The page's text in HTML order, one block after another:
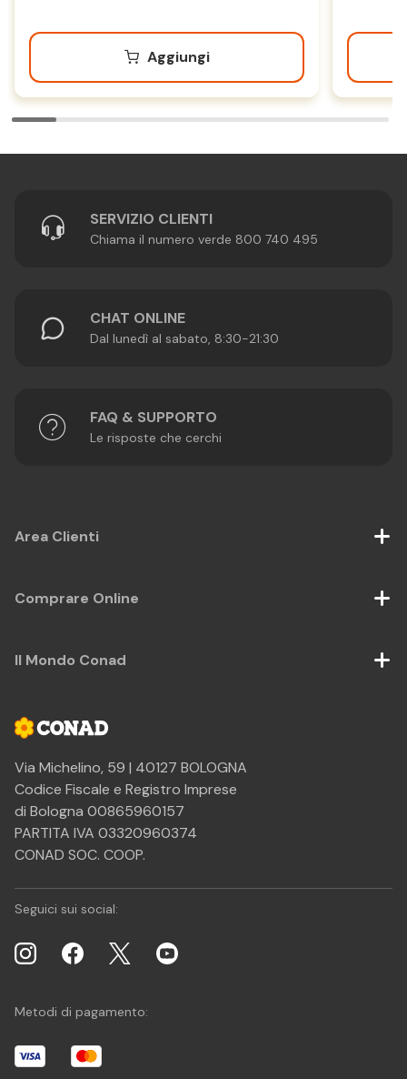
Aggiungi
SERVIZIO CLIENTI
Chiama il numero verde 800 740 495
CHAT ONLINE
Dal lunedì al sabato, 8:30-21:30
FAQ & SUPPORTO
Le risposte che cerchi
Via Michelino, 59 | 40127 BOLOGNA
Codice Fiscale e Registro Imprese
di Bologna 00865960157
PARTITA IVA 03320960374
CONAD SOC. COOP.
Area Clienti
Comprare Online
Il Mondo Conad
Seguici sui social:
Metodi di pagamento: